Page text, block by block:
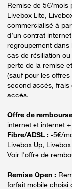
Remise de 5€/mois
Livebox Lite,
commercialisé à
d’un contrat
regroupement dans
cas de résiliation
perte de la remise
(sauf pour les
second accès, frais
accès.
Offre de
internet et internet
Fibre/ADSL : -5€/
Livebox Up,
Voir l'offre de
Remise Open :
forfait mobile choisi